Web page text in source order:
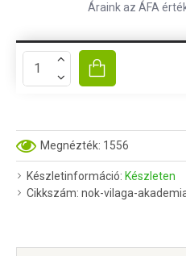
Készletinformáció: Készleten
Cikkszám: nok-vilaga-
Megnézték: 1556
Áraink az ÁFA